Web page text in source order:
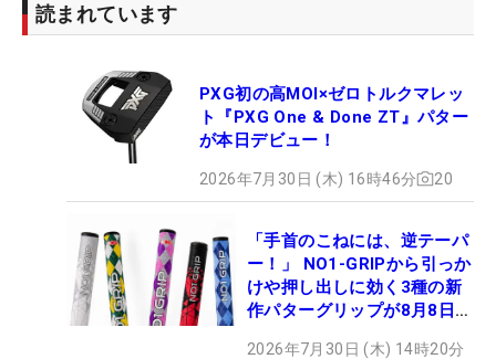
読まれています
PXG初の高MOI×ゼロトルクマレッ
ト『PXG One & Done ZT』パター
が本日デビュー！
2026年7月30日 (木) 16時46分 20
「手首のこねには、逆テーパ
ー！」 NO1-GRIPから引っか
けや押し出しに効く3種の新
作パターグリップが8月8日デ
2026年7月30日 (木) 14時20分